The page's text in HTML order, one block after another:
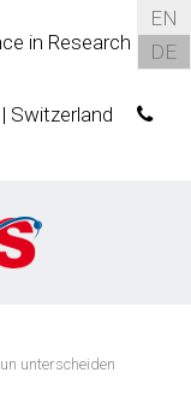
in Research
Switzerland
EN
DE
unterscheiden